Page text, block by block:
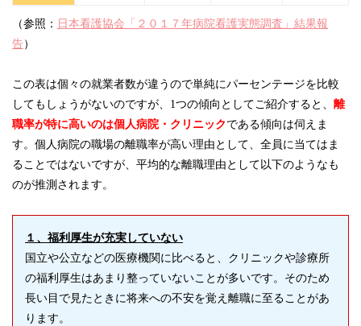
（参照： 日本看護協会「２０１７年病院看護実態調査」結果報
告）
この表は個々の就業者数が違うので単純にパーセンテージを比較
してもしょうがないのですが、1つの傾向としてご紹介すると、 離
職率が特に高いのは個人病院・クリニック である傾向は伺えま
す。個人病院の職場の離職率が高い理由として、全員に当てはま
ることではないですが、平均的な離職理由として以下のようなも
のが推測されます。
１、福利厚生が充実していない
国立や公立などの医療機関に比べると、クリニックや診療所
の福利厚生はあまり整っていないことが多いです。そのため
長い目で見たときに将来への不安を覚え離職に至ることがあ
ります。